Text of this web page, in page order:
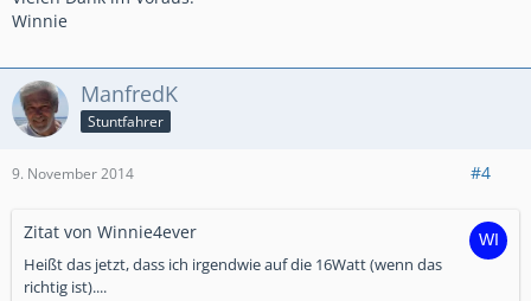
Winnie
ManfredK
Stuntfahrer
9. November 2014 #4
Zitat von Winnie4ever
Heißt das jetzt, dass ich irgendwie auf die 16Watt (wenn das
richtig ist)....